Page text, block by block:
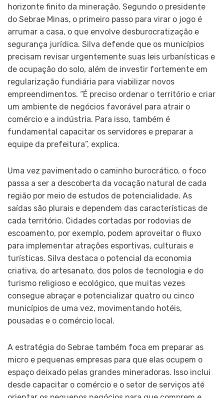
horizonte finito da mineração. Segundo o presidente
do Sebrae Minas, o primeiro passo para virar o jogo é
arrumar a casa, o que envolve desburocratização e
segurança jurídica. Silva defende que os municípios
precisam revisar urgentemente suas leis urbanísticas e
de ocupação do solo, além de investir fortemente em
regularização fundiária para viabilizar novos
empreendimentos. “É preciso ordenar o território e criar
um ambiente de negócios favorável para atrair o
comércio e a indústria. Para isso, também é
fundamental capacitar os servidores e preparar a
equipe da prefeitura”, explica.
Uma vez pavimentado o caminho burocrático, o foco
passa a ser a descoberta da vocação natural de cada
região por meio de estudos de potencialidade. As
saídas são plurais e dependem das características de
cada território. Cidades cortadas por rodovias de
escoamento, por exemplo, podem aproveitar o fluxo
para implementar atrações esportivas, culturais e
turísticas. Silva destaca o potencial da economia
criativa, do artesanato, dos polos de tecnologia e do
turismo religioso e ecológico, que muitas vezes
consegue abraçar e potencializar quatro ou cinco
municípios de uma vez, movimentando hotéis,
pousadas e o comércio local.
A estratégia do Sebrae também foca em preparar as
micro e pequenas empresas para que elas ocupem o
espaço deixado pelas grandes mineradoras. Isso inclui
desde capacitar o comércio e o setor de serviços até